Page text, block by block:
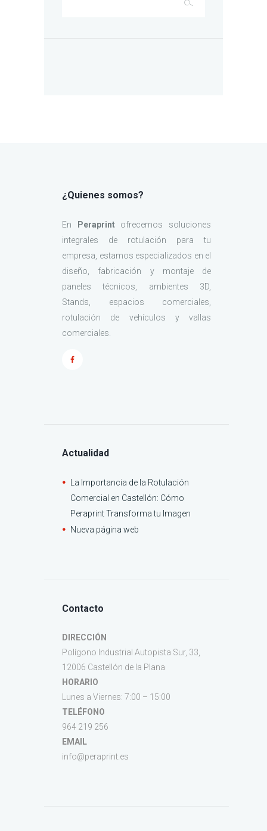
¿Quienes somos?
En Peraprintofrecemos soluciones
integrales de rotulación para tu
empresa, estamos especializados en el
diseño, fabricación y montaje de
paneles técnicos, ambientes 3D,
Stands, espacios comerciales,
rotulación de vehículos y vallas
comerciales.
Actualidad
La Importancia de la Rotulación
Comercial en Castellón: Cómo
Peraprint Transforma tu Imagen
Nueva página web
Contacto
DIRECCIÓN
Polígono Industrial Autopista Sur, 33,
12006 Castellón de la Plana
HORARIO
Lunes a Viernes: 7:00 – 15:00
TELÉFONO
964 219 256
EMAIL
info@peraprint.es